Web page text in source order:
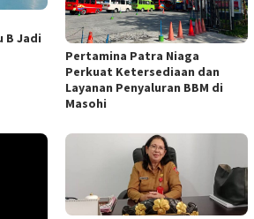
B Jadi
Pertamina Patra Niaga
Perkuat Ketersediaan dan
Layanan Penyaluran BBM di
Masohi